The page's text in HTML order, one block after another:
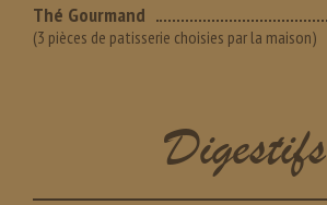
Thé Gourmand
(3 pièces de patisserie choisies par la maison)
Digestifs